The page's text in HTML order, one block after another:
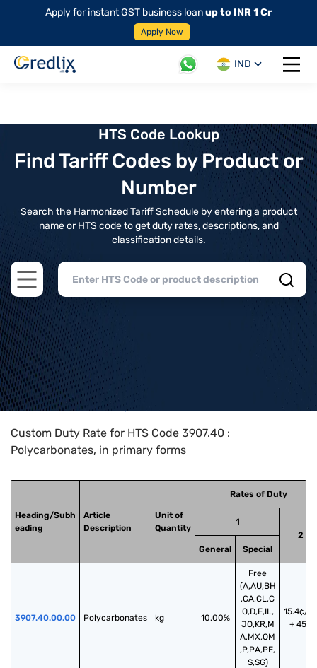
Apply for instant GST business loanup to INR 1 Cr
Apply Now
IND
Open
HTS Code Lookup
Find Tariff Codes by Product or
Number
Search the Harmonized Tariff Schedule by entering a product
name or HTS code to get duty rates, descriptions, and
classification details.
Open main menu
Home>HTS Codes> Chapter
Custom Duty Rate for HTS Code 3907.40 :
Polycarbonates, in primary forms
Heading/Subh
eading
Article
Description
Unit of
Quantity
Rates of Duty
1
2
General
Special
3907.40.00.00 Polycarbonates kg 10.00%
Free
(A,AU,BH
,CA,CL,C
O,D,E,IL,
JO,KR,M
A,MX,OM
,P,PA,PE,
S,SG)
15.4¢/kg
+ 45%